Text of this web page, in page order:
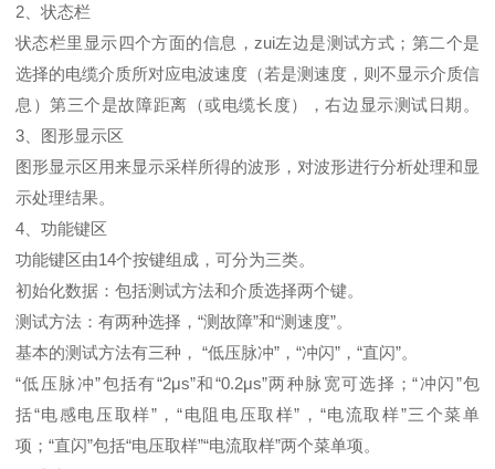
2、状态栏
状态栏里显示四个方面的信息，zui左边是测试方式；第二个是
选择的电缆介质所对应电波速度（若是测速度，则不显示介质信
息）第三个是故障距离（或电缆长度），右边显示测试日期。
3、图形显示区
图形显示区用来显示采样所得的波形，对波形进行分析处理和显
示处理结果。
4、功能键区
功能键区由14个按键组成，可分为三类。
初始化数据：包括测试方法和介质选择两个键。
测试方法：有两种选择，“测故障”和“测速度”。
基本的测试方法有三种， “低压脉冲”，“冲闪”，“直闪”。
“低压脉冲”包括有“2μs”和“0.2μs”两种脉宽可选择；“冲闪”包
括“电感电压取样”，“电阻电压取样”，“电流取样”三个菜单
项；“直闪”包括“电压取样”“电流取样”两个菜单项。